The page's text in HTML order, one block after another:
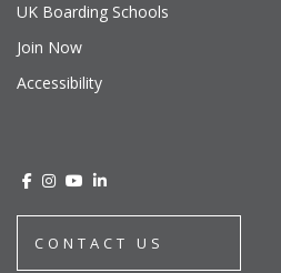
UK Boarding Schools
Join Now
Accessibility
CONTACT US